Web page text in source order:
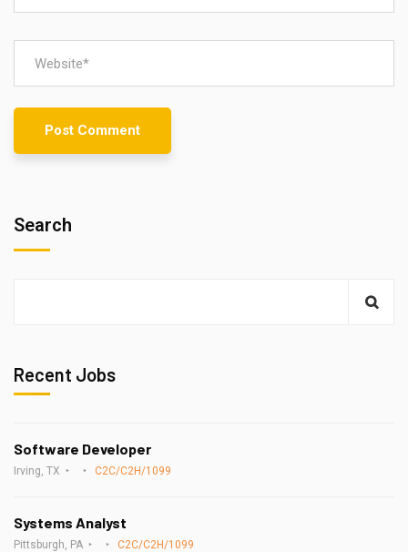
Search
Recent Jobs
Software Developer
Irving, TX C2C/C2H/1099
Systems Analyst
Pittsburgh, PA C2C/C2H/1099